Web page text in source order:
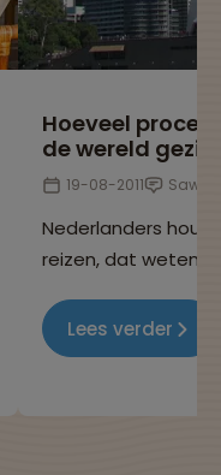
Hoeveel
de wereld
19-08-2011
Nederlanders
reizen, dat weten
overal op de
Maar heb jij je ooit
Lees verder